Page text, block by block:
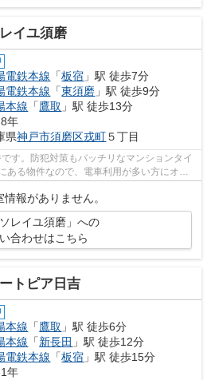
イユ須磨
電鉄本線 「板宿 」駅 徒歩7分
電鉄本線 「東須磨 」駅 徒歩9分
本線 「鷹取 」駅 徒歩13分
年
県神戸市須磨区戎町５丁目
す。防犯対策もバッチリなマンションタイ
ある物件なので、電車利用が多い方にオス
す。あ...
情報がありません。
ソレイユ須磨」への
合わせはこちら
トピア日吉
本線 「鷹取 」駅 徒歩6分
本線 「新長田 」駅 徒歩12分
電鉄本線 「板宿 」駅 徒歩15分
年